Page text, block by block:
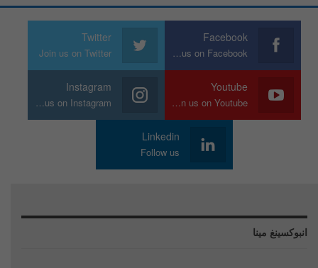
Facebook
Join us on Facebook
Twitter
Join us on Twitter
Youtube
Join us on Youtube
Instagram
Join us on Instagram
Linkedin
Follow us
انبوكسينغ مينا